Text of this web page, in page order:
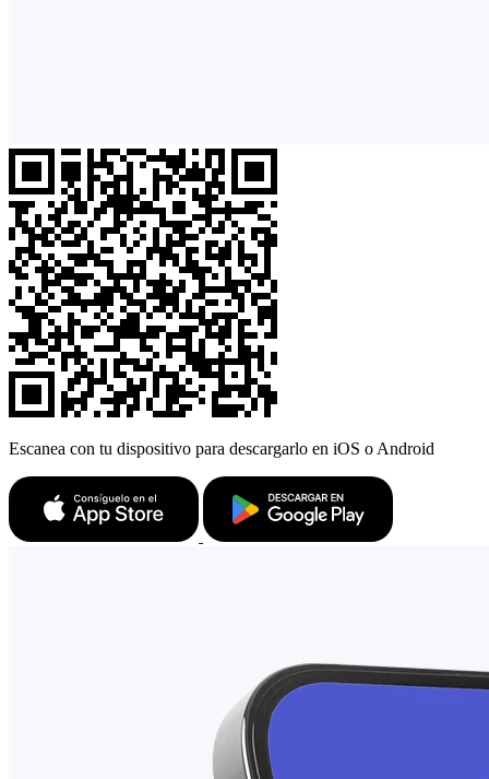
Escanea con tu dispositivo para descargarlo en iOS o Android